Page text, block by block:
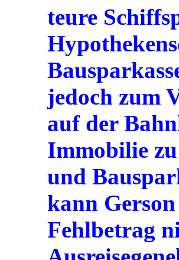
teure
jedoch zum
auf der
Immobilie
und
kann
Fehlbetrag